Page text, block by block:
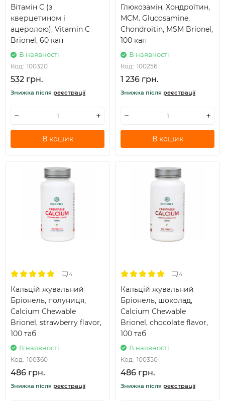
Вітамін С (з
кверцетином і
ацеролою), Vitamin C
Brionel, 60 кап
В наявності
Код: 100320
532 грн.
Знижка після реєстрації
В кошик
Глюкозамін, Хондроїтин,
МСМ. Glucosamine,
Chondroitin, MSM Brionel,
100 кап
В наявності
Код: 100256
1 236 грн.
Знижка після реєстрації
В кошик
4
Кальцій жувальний
Бріонель, полуниця,
Calcium Chewable
Brionel, strawberry flavor,
100 таб
В наявності
Код: 100360
486 грн.
Знижка після реєстрації
4
Кальцій жувальний
Бріонель, шоколад,
Calcium Chewable
Brionel, chocolate flavor,
100 таб
В наявності
Код: 100350
486 грн.
Знижка після реєстрації